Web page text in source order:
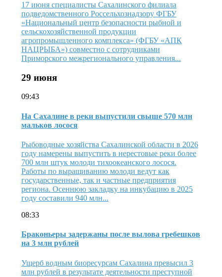
17 июня специалисты Сахалинского филиала
подведомственного Россельхознадзору ФГБУ
«Национальный центр безопасности рыбной и
сельскохозяйственной продукции
агропромышленного комплекса» (ФГБУ «АПК
НАЦРЫБА») совместно с сотрудниками
Приморского межрегионального управления...
29 июня
09:43
На Сахалине в реки выпустили свыше 570 млн
мальков лосося
Рыбоводные хозяйства Сахалинской области в 2026
году намерены выпустить в нерестовые реки более
700 млн штук молоди тихоокеанского лосося.
Работы по выращиванию молоди ведут как
государственные, так и частные предприятия
региона. Осеннюю закладку на инкубацию в 2025
году составили 940 млн...
08:33
Браконьеры задержаны после вылова гребешков
на 3 млн рублей
Ущерб водным биоресурсам Сахалина превысил 3
млн рублей в результате деятельности преступной